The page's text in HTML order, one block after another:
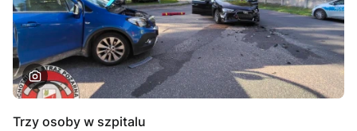
Trzy osoby w szpitalu